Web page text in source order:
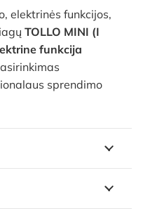
elektrinės funkcijos,
TOLLO MINI (I
funkcija
sprendimo